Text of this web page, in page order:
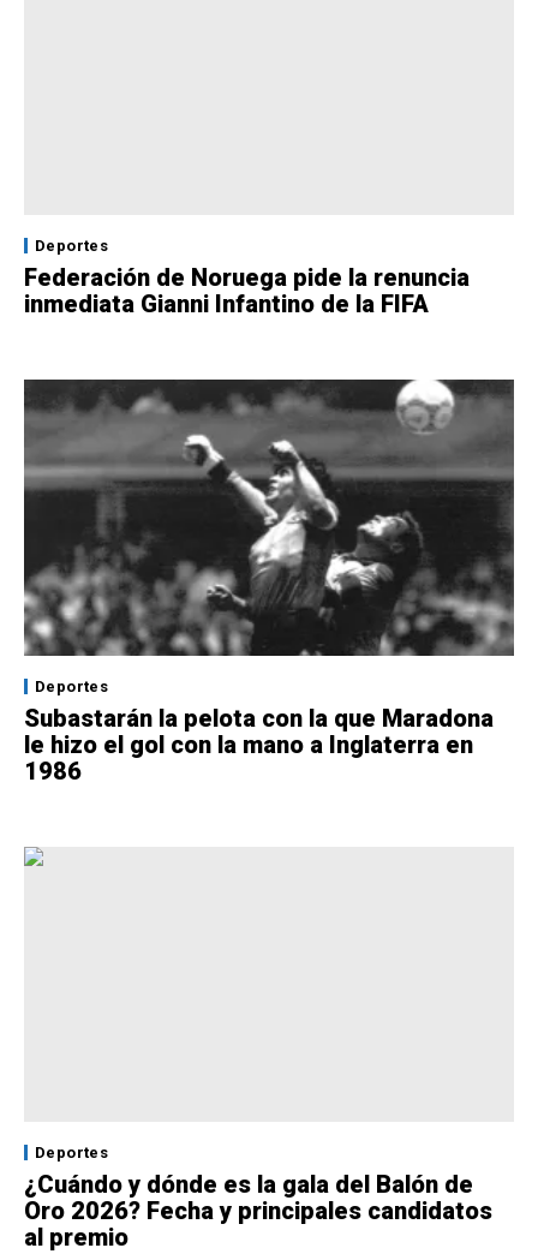
Deportes
Federación de Noruega pide la renuncia
inmediata Gianni Infantino de la FIFA
Deportes
Subastarán la pelota con la que Maradona
le hizo el gol con la mano a Inglaterra en
1986
Deportes
¿Cuándo y dónde es la gala del Balón de
Oro 2026? Fecha y principales candidatos
al premio